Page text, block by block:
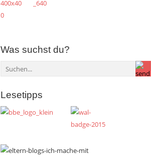
Was suchst du?
Lesetipps